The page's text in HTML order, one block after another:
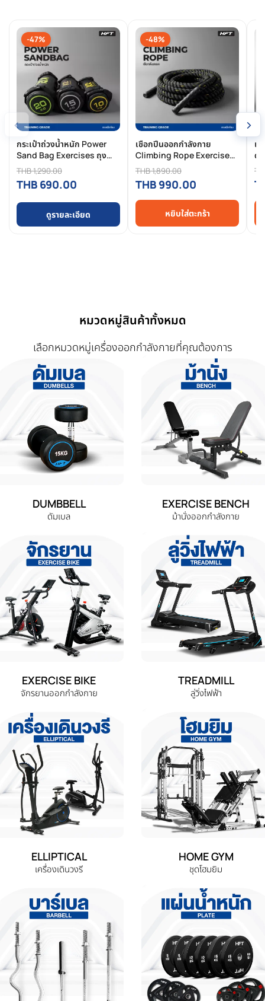
‹
-47%
กระเป๋าถ่วงน้ำหนัก Power
Sand Bag Exercises ถุงน้ำ
หนักออกกำลังกาย
THB 1,290.00
THB 690.00
ดูรายละเอียด
-48%
เชือกปีนออกกำลังกาย
Climbing Rope Exercise
12M เชือกไต่เขา ออกกำลังกาย
THB 1,890.00
THB 990.00
หยิบใส่ตะกร้า
เ
ดั
ย
›
หมวดหมู่สินค้าทั้งหมด
เลือกหมวดหมู่เครื่องออกกำลังกายที่คุณต้องการ
DUMBBELL
ดัมเบล
EXERCISE BENCH
ม้านั่งออกกำลังกาย
EXERCISE BIKE
จักรยานออกกำลังกาย
TREADMILL
ลู่วิ่งไฟฟ้า
ELLIPTICAL
เครื่องเดินวงรี
HOME GYM
ชุดโฮมยิม